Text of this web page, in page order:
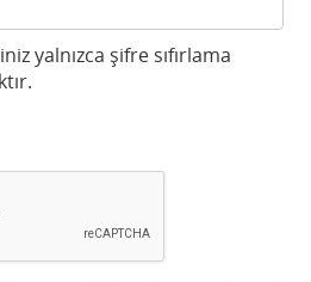
yalnızca şifre sıfırlama